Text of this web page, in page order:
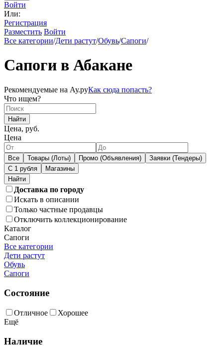
Войти
Или:
Регистрация
Разместить Войти
Все категории/Дети растут/Обувь/Сапоги/
Сапоги в Абакане
Рекомендуемые на Ау.руКак сюда попасть?
Что ищем?
Найти
Цена, руб.
Цена
Все Товары (Лоты) Промо (Объявления)
Заявки (Тендеры)
С 1 рубля
Магазины
Доставка по городу
Искать в описании
Только частные продавцы
Отключить коллекционирование
Каталог
Сапоги
Все категории
Дети растут
Обувь
Сапоги
Состояние
Отличное
Хорошее
Ещё
Наличие